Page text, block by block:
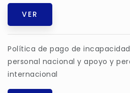
VER
Política de pago de
personal nacional y apoyo y
internacional